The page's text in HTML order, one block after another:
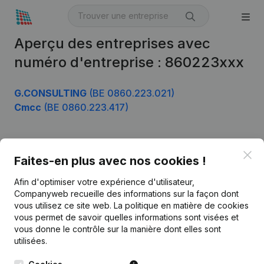
Aperçu des entreprises avec
numéro d'entreprise : 860223xxx
G.CONSULTING (BE 0860.223.021)
Cmcc (BE 0860.223.417)
Faites-en plus avec nos cookies !
Afin d'optimiser votre expérience d'utilisateur,
Companyweb recueille des informations sur la façon dont
vous utilisez ce site web. La politique en matière de cookies
vous permet de savoir quelles informations sont visées et
vous donne le contrôle sur la manière dont elles sont
utilisées.
Français
Kantorenpark Everest
248D,
Monitoring
Recherche internationale